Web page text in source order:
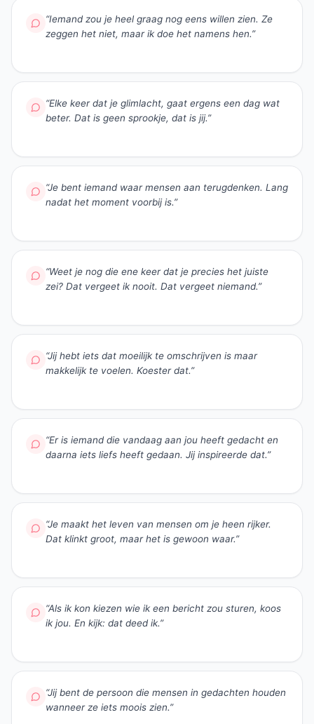
“Iemand zou je heel graag nog eens willen zien. Ze
zeggen het niet, maar ik doe het namens hen.”
“Elke keer dat je glimlacht, gaat ergens een dag wat
beter. Dat is geen sprookje, dat is jij.”
“Je bent iemand waar mensen aan terugdenken. Lang
nadat het moment voorbij is.”
“Weet je nog die ene keer dat je precies het juiste
zei? Dat vergeet ik nooit. Dat vergeet niemand.”
“Jij hebt iets dat moeilijk te omschrijven is maar
makkelijk te voelen. Koester dat.”
“Er is iemand die vandaag aan jou heeft gedacht en
daarna iets liefs heeft gedaan. Jij inspireerde dat.”
“Je maakt het leven van mensen om je heen rijker.
Dat klinkt groot, maar het is gewoon waar.”
“Als ik kon kiezen wie ik een bericht zou sturen, koos
ik jou. En kijk: dat deed ik.”
“Jij bent de persoon die mensen in gedachten houden
wanneer ze iets moois zien.”